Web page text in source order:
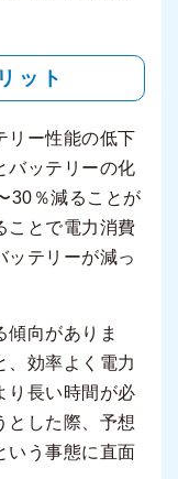
ット
リー性能の低下
バッテリーの化
30％減ることが
ことで電力消費
ッテリーが減っ
傾向がありま
、効率よく電力
り長い時間が必
とした際、予想
いう事態に直面